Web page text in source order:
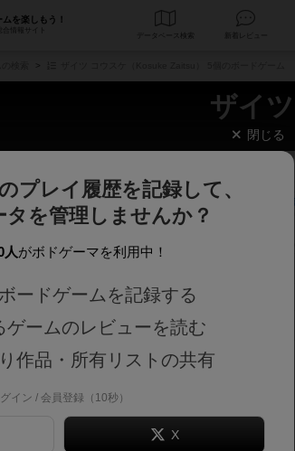
を楽しもう！
情報サイト
データベース
ザイ
ナー名、テーマ名、メカニクス名を対象にフリーワード検索がで
ゲームデザイナー名を指定して検索できます。
ゲームデザイナー
世界観や登場人物などモチー
テーマ/フレーバー
閉じる
プレイ履歴を記録して、
タを管理しませんか？
人がボドゲーマを利用中！
ードゲームを記録する
ゲームのレビューを読む
作品・所有リストの共有
イン / 会員登録（10秒）
X